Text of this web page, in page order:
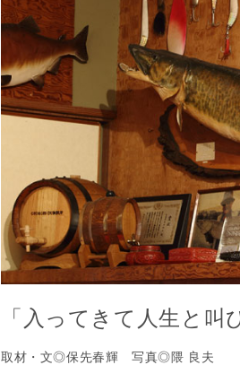
「入ってきて人生と
取材・文◎保先春輝 写真◎隈 良夫